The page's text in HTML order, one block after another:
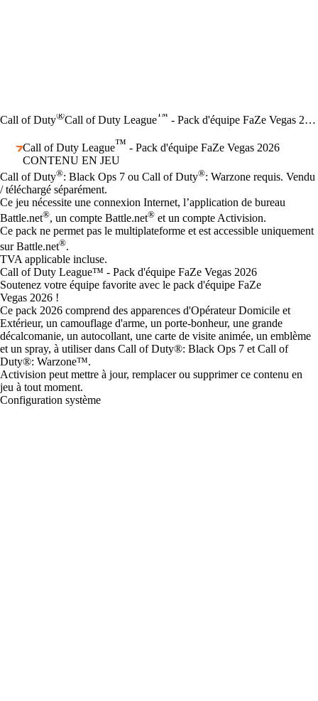
Call of Duty®Call of Duty League™ - Pack d'équipe FaZe Vegas 2026
Call of Duty League™ - Pack d'équipe FaZe Vegas 2026
CONTENU EN JEU
Prix
Available actions
Call of Duty®: Black Ops 7 ou Call of Duty®: Warzone requis. Vendu
/ téléchargé séparément.
Ce jeu nécessite une connexion Internet, l’application de bureau
Battle.net®, un compte Battle.net® et un compte Activision.
Ce pack ne permet pas le multiplateforme et est accessible uniquement
sur Battle.net®.
TVA applicable incluse.
Call of Duty League™ - Pack d'équipe FaZe Vegas 2026
Soutenez votre équipe favorite avec le pack d'équipe FaZe
Vegas 2026 !
Ce pack 2026 comprend des apparences d'Opérateur Domicile et
Extérieur, un camouflage d'arme, un porte-bonheur, une grande
décalcomanie, un autocollant, une carte de visite animée, un emblème
et un spray, à utiliser dans Call of Duty®: Black Ops 7 et Call of
Duty®: Warzone™.
Activision peut mettre à jour, remplacer ou supprimer ce contenu en
jeu à tout moment.
Configuration système